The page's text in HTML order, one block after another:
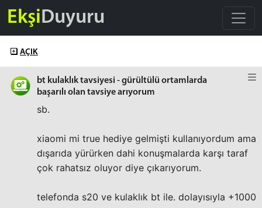
EkşiDuyuru
AÇIK
bt kulaklık tavsiyesi - gürültülü ortamlarda
başarılı olan tavsiye arıyorum
sb.
xiaomi mi true hediye gelmişti kullanıyordum ama
dışarıda yürürken dahi konuşmalarda karşı taraf
çok rahatsız oluyor diye çıkarıyorum.
telefonda s20 ve kulaklık bt ile. dolayısıyla +1000